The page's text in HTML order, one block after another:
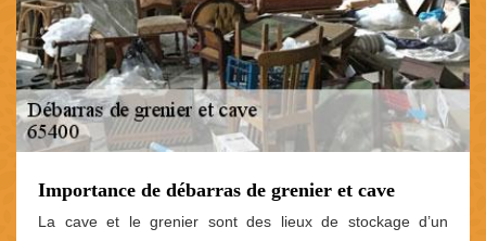
Importance de débarras de grenier et cave
La cave et le grenier sont des lieux de stockage d’un